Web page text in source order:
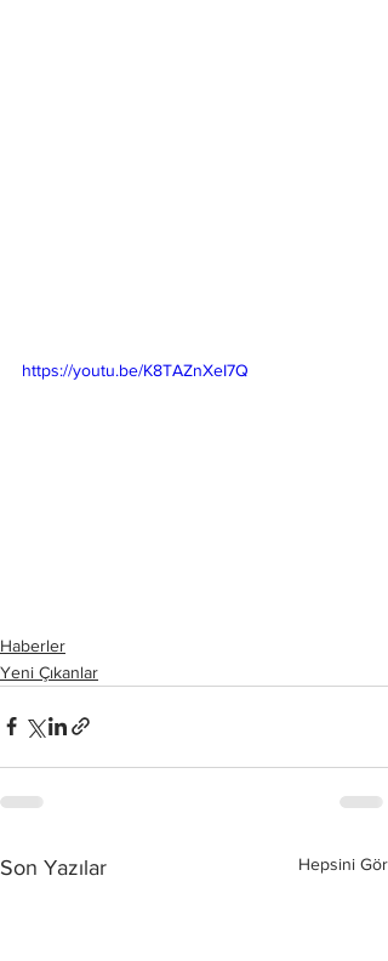
https://youtu.be/K8TAZnXeI7Q
Haberler
Yeni Çıkanlar
Son Yazılar Hepsini Gör